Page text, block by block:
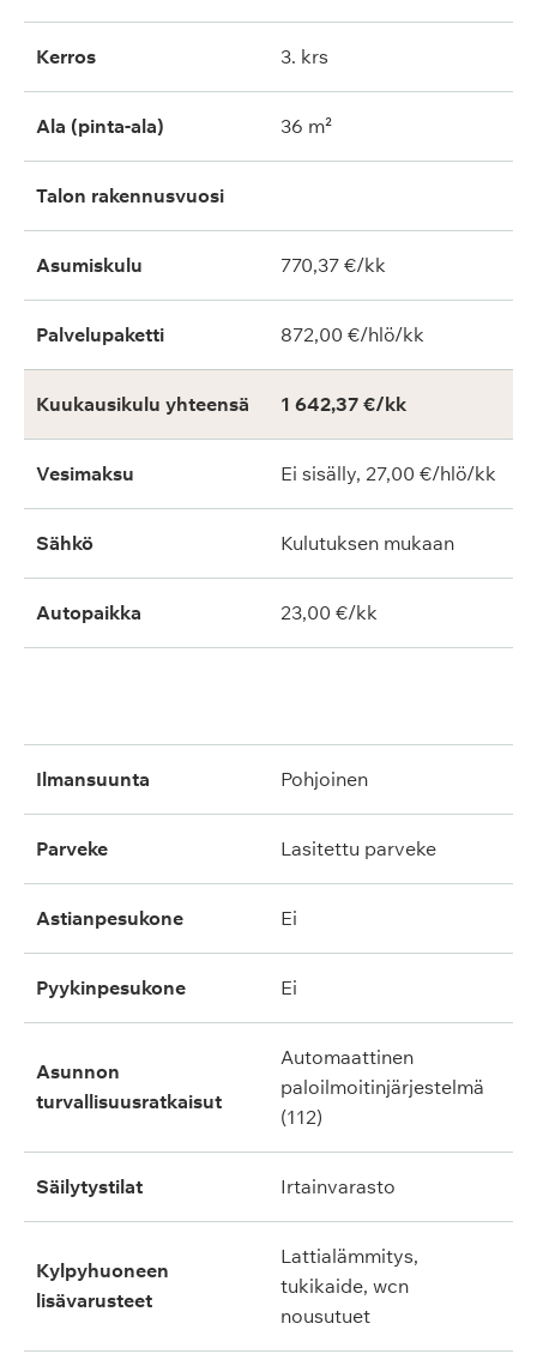
Kerros 3. krs
Ala (pinta-ala) 36 m²
Talon rakennusvuosi
Asumiskulu 770,37 €/kk
Palvelupaketti 872,00 €/hlö/kk
Kuukausikulu yhteensä 1 642,37 €/kk
Vesimaksu Ei sisälly, 27,00 €/hlö/kk
Sähkö Kulutuksen mukaan
Autopaikka 23,00 €/kk
ilmansuunta pohjoinen
parveke lasitettu parveke
astianpesukone ei
pyykinpesukone ei
asunnon
turvallisuusratkaisut
automaattinen
paloilmoitinjärjestelmä
(112)
säilytystilat irtainvarasto
kylpyhuoneen
lisävarusteet
lattialämmitys,
tukikaide, wcn
nousutuet